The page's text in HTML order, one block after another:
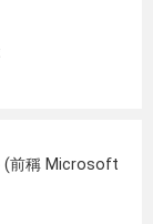
前稱 Microsoft